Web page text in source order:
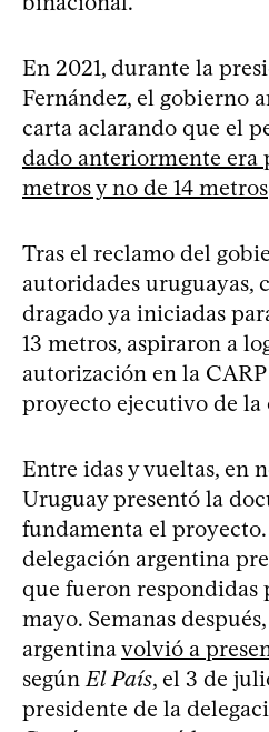
En 2021, durante la
Fernández, el gobierno
carta aclarando que el
dado anteriormente era
metros y no de 14 metros
Tras el reclamo del
autoridades uruguayas,
dragado ya iniciadas
13 metros, aspiraron a
autorización en la
proyecto ejecutivo de la
Entre idas y vueltas, en
Uruguay presentó la
fundamenta el
delegación argentina
que fueron respondidas
mayo. Semanas
argentinavolvió a
según El País, el 3 de
presidente de la